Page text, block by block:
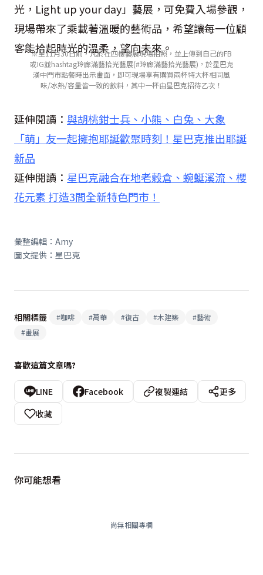
光，Light up your day」藝展，可免費入場參觀，
現場帶來了乘載著溫暖的藝術品，希望讓每一位顧
客能拾起時光的溫柔，望向未來。
※至11月30日前，凡於在四樓藝展現場拍照，並上傳到自己的FB
或IG並hashtag玲廊滿藝拾光藝展(#玲廊滿藝拾光藝展)，於星巴克
漢中門市點餐時出示畫面，即可現場享有購買兩杯特大杯相同風
味/冰熱/容量皆一致的飲料，其中一杯由星巴克招待乙次！
延伸閱讀： 與胡桃鉗士兵、小熊、白兔、大象
「萌」友一起擁抱耶誕歡聚時刻！星巴克推出耶誕
新品
延伸閱讀： 星巴克融合在地老穀倉、蜿蜒溪流、櫻
花元素 打造3間全新特色門市！
彙整編輯：Amy
圖文提供：星巴克
相關標籤 #咖啡 #萬華 #復古 #木建築 #藝術
#畫展
喜歡這篇文章嗎?
LINE Facebook 複製連結
更多
收藏
你可能想看
尚無相關專欄